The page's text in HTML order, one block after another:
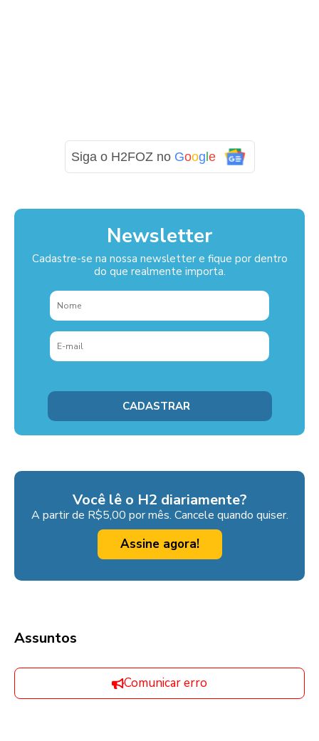
Siga o H2FOZ no Google
Newsletter
Cadastre-se na nossa newsletter e fique por dentro
do que realmente importa.
Você lê o H2 diariamente?
A partir de R$5,00 por mês. Cancele quando quiser.
Assine agora!
Assuntos
Comunicar erro